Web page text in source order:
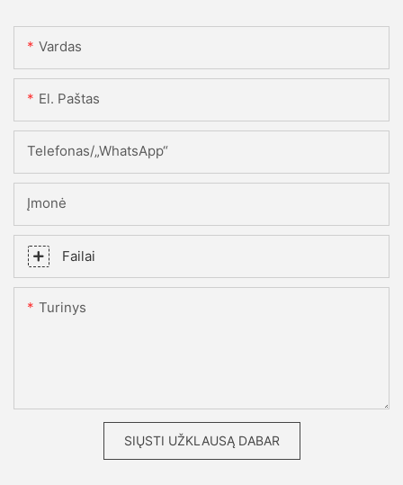
Vardas
El. Paštas
Telefonas/„WhatsApp“
Įmonė
Failai
Turinys
SIŲSTI UŽKLAUSĄ DABAR